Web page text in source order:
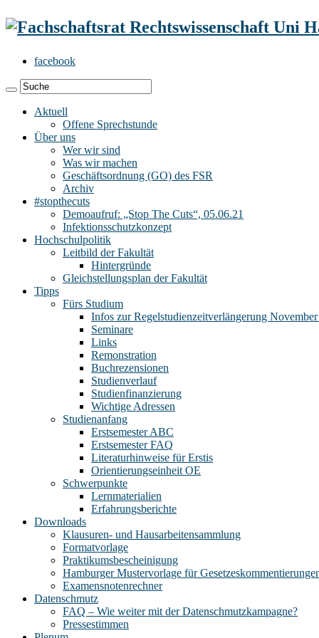
facebook
Aktuell
Offene Sprechstunde
Über uns
Wer wir sind
Was wir machen
Geschäftsordnung (GO) des FSR
Archiv
#stopthecuts
Demoaufruf: „Stop The Cuts“, 05.06.21
Infektionsschutzkonzept
Hochschulpolitik
Leitbild der Fakultät
Hintergründe
Gleichstellungsplan der Fakultät
Tipps
Fürs Studium
Infos zur Regelstudienzeitverlängerung
Seminare
Links
Remonstration
Buchrezensionen
Studienverlauf
Studienfinanzierung
Wichtige Adressen
Studienanfang
Erstsemester ABC
Erstsemester FAQ
Literaturhinweise für Erstis
Orientierungseinheit OE
Schwerpunkte
Lernmaterialien
Erfahrungsberichte
Downloads
Klausuren- und Hausarbeitensammlung
Formatvorlage
Praktikumsbescheinigung
Hamburger Mustervorlage für
Examensnotenrechner
Datenschmutz
FAQ – Wie weiter mit der Datenschmutzkampagne?
Pressestimmen